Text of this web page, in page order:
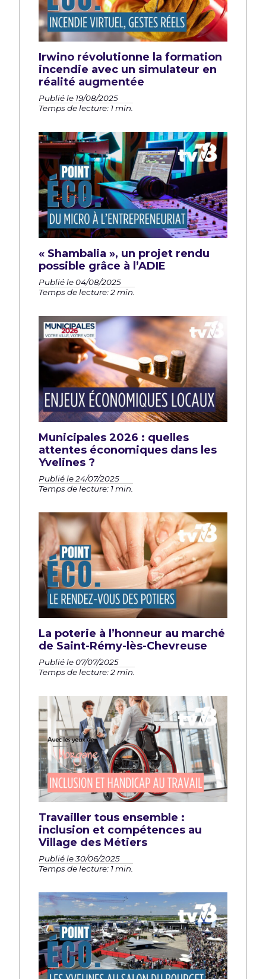
Irwino révolutionne la formation
incendie avec un simulateur en
réalité augmentée
Publié le 19/08/2025
Temps de lecture: 1 min.
« Shambalia », un projet rendu
possible grâce à l’ADIE
Publié le 04/08/2025
Temps de lecture: 2 min.
Municipales 2026 : quelles
attentes économiques dans les
Yvelines ?
Publié le 24/07/2025
Temps de lecture: 1 min.
La poterie à l’honneur au marché
de Saint-Rémy-lès-Chevreuse
Publié le 07/07/2025
Temps de lecture: 2 min.
Travailler tous ensemble :
inclusion et compétences au
Village des Métiers
Publié le 30/06/2025
Temps de lecture: 1 min.